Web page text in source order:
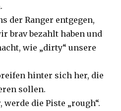
der Ranger entgegen,
brav bezahlt haben und
wie „dirty“ unsere
hinter sich her, die
sollen.
werde die Piste „rough“.